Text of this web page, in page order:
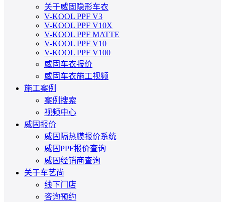
关于威固隐形车衣
V-KOOL PPF V3
V-KOOL PPF V10X
V-KOOL PPF MATTE
V-KOOL PPF V10
V-KOOL PPF V100
威固车衣报价
威固车衣施工视频
施工案例
案例搜索
视频中心
威固报价
威固隔热膜报价系统
威固PPF报价查询
威固经销商查询
关于车艺尚
线下门店
咨询预约